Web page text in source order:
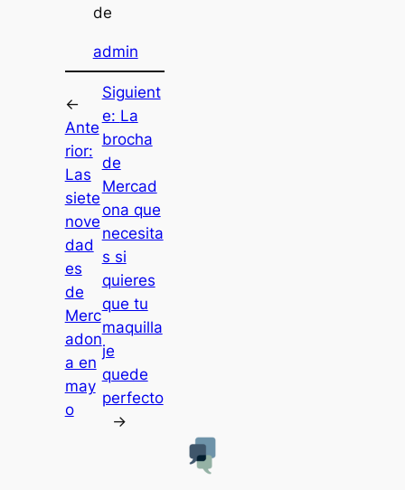
de
admin
←
Ante
rior:
Las
siete
nove
dad
es
de
Merc
adon
a en
may
o
Siguient
e: La
brocha
de
Mercad
ona que
necesita
s si
quieres
que tu
maquilla
je
quede
perfecto
→